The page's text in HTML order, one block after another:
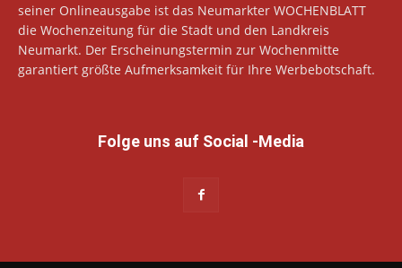
seiner Onlineausgabe ist das Neumarkter WOCHENBLATT
die Wochenzeitung für die Stadt und den Landkreis
Neumarkt. Der Erscheinungstermin zur Wochenmitte
garantiert größte Aufmerksamkeit für Ihre Werbebotschaft.
Folge uns auf Social -Media